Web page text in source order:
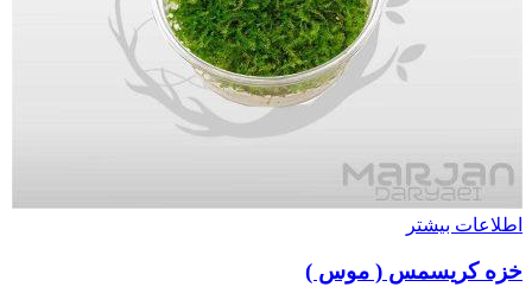
اطلاعات بیشتر
خزه کریسمس ( موس )